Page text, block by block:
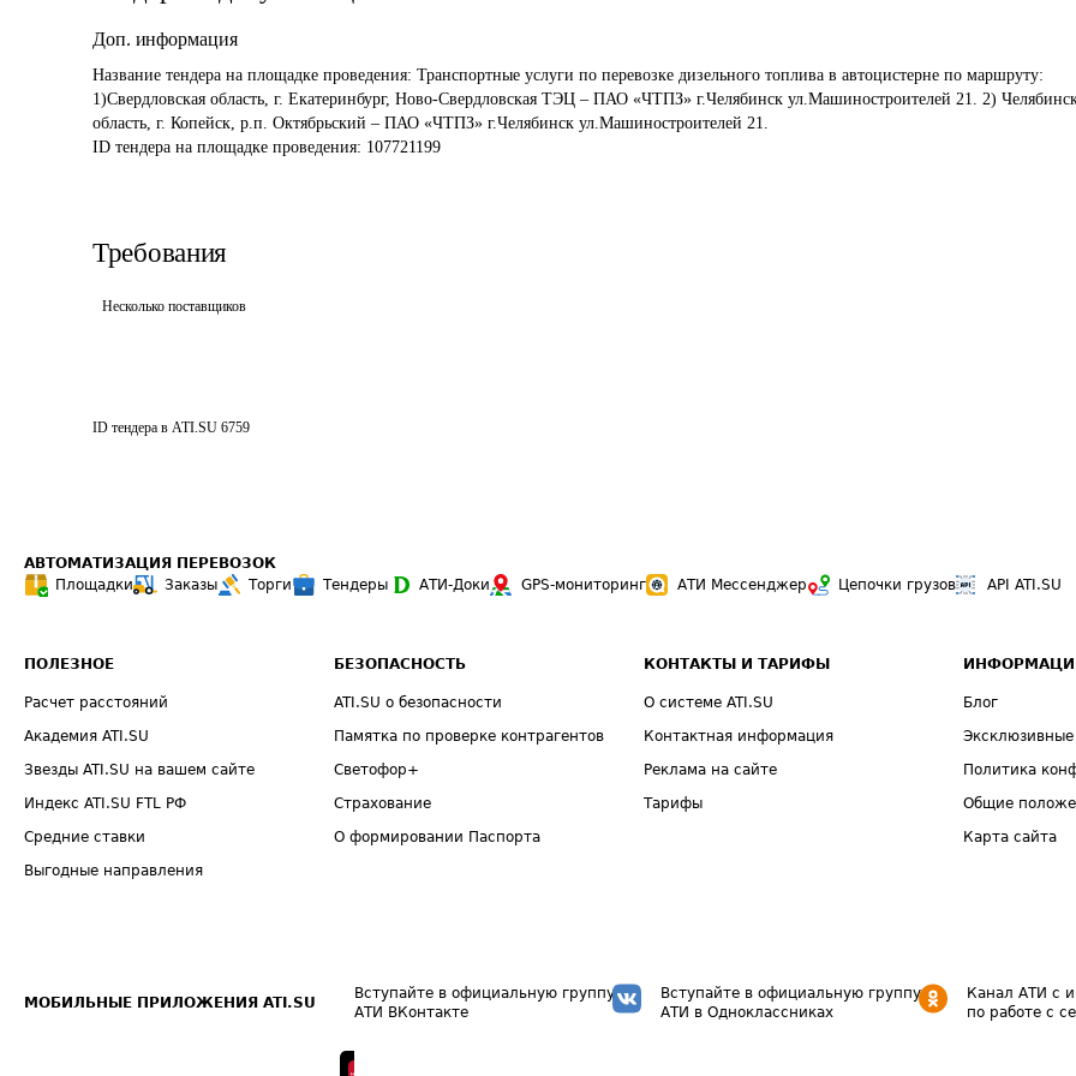
Доп. информация
Название тендера на площадке проведения: Транспортные услуги по перевозке дизельного топлива в автоцистерне по маршруту:
1)Свердловская область, г. Екатеринбург, Ново-Свердловская ТЭЦ – ПАО «ЧТПЗ» г.Челябинск ул.Машиностроителей 21. 2)
область, г. Копейск, р.п. Октябрьский – ПАО «ЧТПЗ» г.Челябинск ул.Машиностроителей 21.
ID тендера на площадке проведения: 107721199
Требования
Несколько поставщиков
ID тендера в ATI.SU 6759
АВТОМАТИЗАЦИЯ ПЕРЕВОЗОК
Площадки
Заказы Торги Тендеры АТИ-Доки GPS-мониторинг АТИ Мессенджер Цепочки грузов API ATI.SU
ПОЛЕЗНОЕ
Расчет расстояний
Академия ATI.SU
Звезды ATI.SU на вашем сайте
Индекс ATI.SU FTL РФ
Средние ставки
Выгодные направления
БЕЗОПАСНОСТЬ
ATI.SU о безопасности
Памятка по проверке контрагентов
Светофор+
Страхование
О формировании Паспорта
КОНТАКТЫ И ТАРИФЫ
О системе ATI.SU
Контактная информация
Реклама на сайте
Тарифы
Блог
Политика
Общие
Карта сайта
МОБИЛЬНЫЕ ПРИЛОЖЕНИЯ ATI.SU
Вступайте в официальную группу
АТИ ВКонтакте
Вступайте в официальную группу
АТИ в Одноклассниках
Канал АТИ с
по работе с